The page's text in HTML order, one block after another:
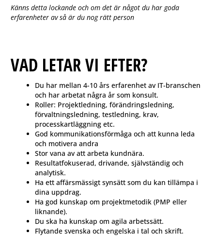
Känns detta lockande och om det är något du har goda
erfarenheter av så är du nog rätt person
VAD LETAR VI EFTER?
Du har mellan 4-10 års erfarenhet av IT-branschen
och har arbetat några år som konsult.
Roller: Projektledning, förändringsledning,
förvaltningsledning, testledning, krav,
processkartläggning etc.
God kommunikationsförmåga och att kunna leda
och motivera andra
Stor vana av att arbeta kundnära.
Resultatfokuserad, drivande, självständig och
analytisk.
Ha ett affärsmässigt synsätt som du kan tillämpa i
dina uppdrag.
Ha god kunskap om projektmetodik (PMP eller
liknande).
Du ska ha kunskap om agila arbetssätt.
Flytande svenska och engelska i tal och skrift.